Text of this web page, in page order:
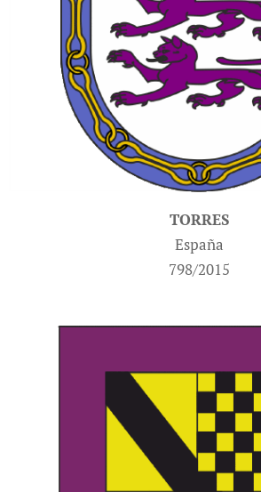
TORRES
España
798/2015